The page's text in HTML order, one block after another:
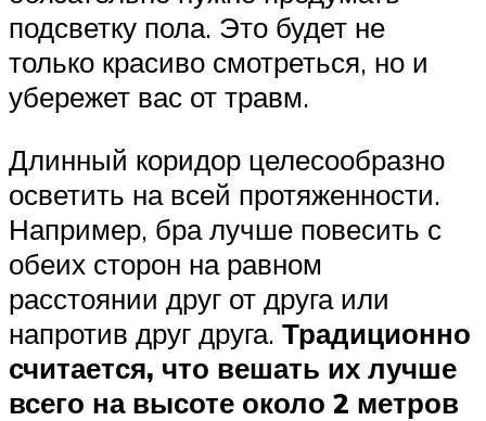
подсветку пола. Это будет не
только красиво смотреться, но и
убережет вас от травм.
Длинный коридор целесообразно
осветить на всей протяженности.
Например, бра лучше повесить с
обеих сторон на равном
расстоянии друг от друга или
напротив друг друга. Традиционно
считается, что вешать их лучше
всего на высоте около 2 метров